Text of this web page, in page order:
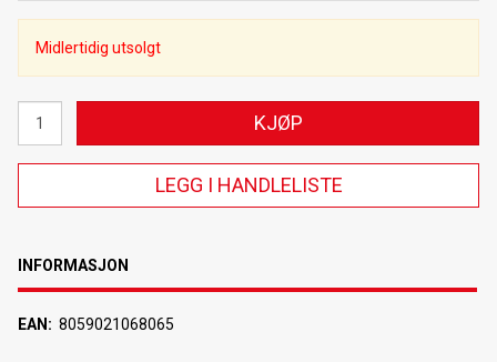
Midlertidig utsolgt
KJØP
LEGG I HANDLELISTE
INFORMASJON
EAN 8059021068065